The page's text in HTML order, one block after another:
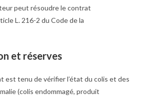
peut résoudre le contrat
L. 216-2 du Code de la
et réserves
est tenu de vérifier l’état du colis et des
(colis endommagé, produit